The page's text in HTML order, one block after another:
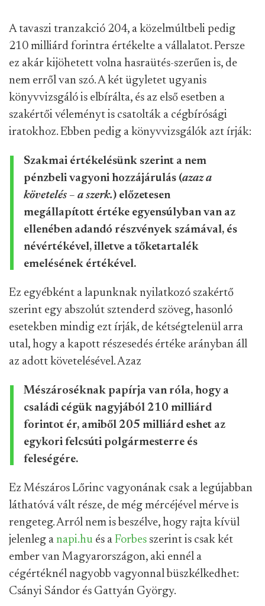
A tavaszi tranzakció 204, a közelmúltbeli pedig
210 milliárd forintra értékelte a vállalatot. Persze
ez akár kijöhetett volna hasraütés-szerűen is, de
nem erről van szó. A két ügyletet ugyanis
könyvvizsgáló is elbírálta, és az első esetben a
szakértői véleményt is csatolták a cégbírósági
iratokhoz. Ebben pedig a könyvvizsgálók azt írják:
Szakmai értékelésünk szerint a nem
pénzbeli vagyoni hozzájárulás (azaz a
követelés – a szerk.) előzetesen
megállapított értéke egyensúlyban van az
ellenében adandó részvények számával, és
névértékével, illetve a tőketartalék
emelésének értékével.
Ez egyébként a lapunknak nyilatkozó szakértő
szerint egy abszolút sztenderd szöveg, hasonló
esetekben mindig ezt írják, de kétségtelenül arra
utal, hogy a kapott részesedés értéke arányban áll
az adott követelésével. Azaz
Mészároséknak papírja van róla, hogy a
családi cégük nagyjából 210 milliárd
forintot ér, amiből 205 milliárd eshet az
egykori felcsúti polgármesterre és
feleségére.
Ez Mészáros Lőrinc vagyonának csak a legújabban
láthatóvá vált része, de még mércéjével mérve is
rengeteg. Arról nem is beszélve, hogy rajta kívül
jelenleg a napi.hu és a Forbes szerint is csak két
ember van Magyarországon, aki ennél a
cégértéknél nagyobb vagyonnal büszkélkedhet:
Csányi Sándor és Gattyán György.